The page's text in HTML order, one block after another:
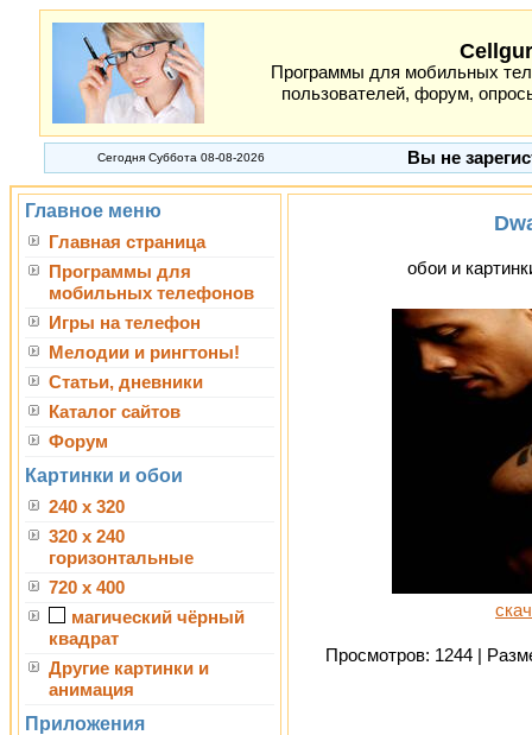
Программы для мобильных
пользователей, форум,
Сегодня Суббота 08-08-2026 Вы не
Главное меню
Главная страница
Программы для
мобильных телефонов
Игры на телефон
Мелодии и рингтоны!
Статьи, дневники
Каталог сайтов
Форум
Картинки и обои
240 x 320
320 x 240
горизонтальные
720 x 400
магический чёрный
квадрат
Другие картинки и
анимация
Приложения
обои и
Просмотров: 1244 |